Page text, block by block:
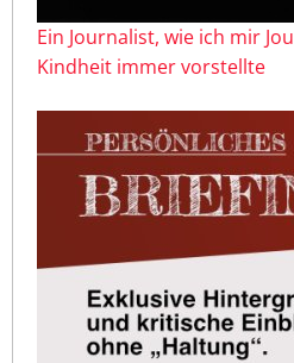
Ein Journalist, wie ich mir
Kindheit immer vorstellte